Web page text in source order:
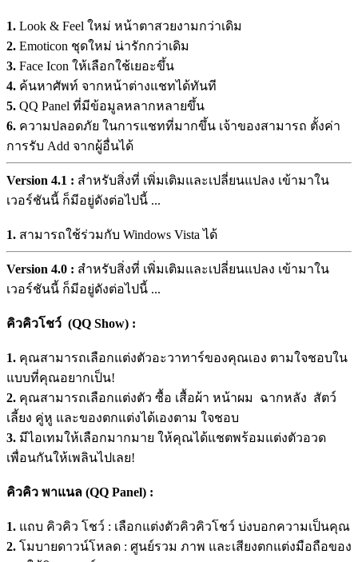
1. Look & Feel ใหม่ หน้าตาสวยงามกว่าเดิม
2. Emoticon ชุดใหม่ น่ารักกว่าเดิม
3. Face Icon ให้เลือกใช้เยอะขึ้น
4. ค้นหาศัพท์ จากหน้าต่างแชทได้ทันที
5. QQ Panel ที่มีข้อมูลหลากหลายขึ้น
6. ความปลอดภัย ในการแชทที่มากขึ้น เจ้าของสามารถ ตั้งค่า
การรับ Add จากผู้อื่นได้
Version 4.1 : สำหรับสิ่งที่ เพิ่มเติมและเปลี่ยนแปลง เข้ามาใน
เวอร์ชันนี้ ก็มีอยู่ดังต่อไปนี้ ...
1. สามารถใช้ร่วมกับ Windows Vista ได้
Version 4.0 : สำหรับสิ่งที่ เพิ่มเติมและเปลี่ยนแปลง เข้ามาใน
เวอร์ชันนี้ ก็มีอยู่ดังต่อไปนี้ ...
คิวคิวโชว์ (QQ Show) :
1. คุณสามารถเลือกแต่งตัวอะวาทาร์ของคุณเอง ตามใจชอบใน
แบบที่คุณอยากเป็น!
2. คุณสามารถเลือกแต่งตัว ซื้อ เสื้อผ้า หน้าผม ฉากหลัง สัตว์
เลี้ยง คู่หู และของตกแต่งได้เองตาม ใจชอบ
3. มีไอเทมให้เลือกมากมาย ให้คุณได้แชตพร้อมแต่งตัวอวด
เพื่อนกันให้เพลินไปเลย!
คิวคิว พาแนล (QQ Panel) :
1. แถบ คิวคิว โชว์ : เลือกแต่งตัวคิวคิวโชว์ บ่งบอกความเป็นคุณ
2. โมบายดาวน์โหลด : ศูนย์รวม ภาพ และเสียงตกแต่งมือถือของ